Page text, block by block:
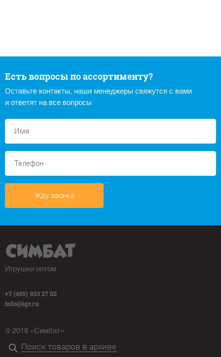
Есть вопросы по ассортименту?
Оставьте контакты, наши менеджеры свяжутся с вами
и ответят на все вопросы
Жду звонка
Игрушки оптом
+7 (495) 933 27 02
info@igr.ru
© 2018 «Симбат»